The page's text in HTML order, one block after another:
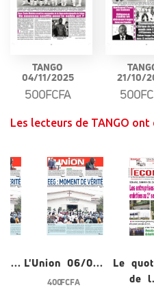
TANGO
04/11/2025
500FCFA
21/10/
Les lecteurs de TANGO ont
0... L'Union 06/0...
400 FCFA
Le
de